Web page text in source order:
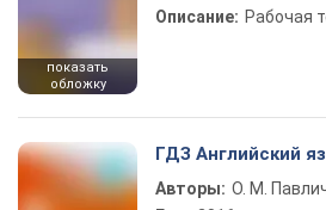
показать
обложку
Описание: Рабочая
ГДЗ Английский
Авторы: О. М.